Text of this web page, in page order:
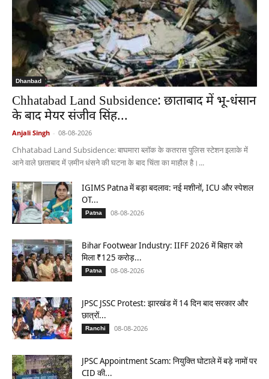
Dhanbad
Chhatabad Land Subsidence: छाताबाद में भू-धंसान
के बाद मेयर संजीव सिंह...
Anjali Singh - 08-08-2026
Chhatabad Land Subsidence: बाघमारा ब्लॉक के कतरास पुलिस स्टेशन इलाके में
आने वाले छाताबाद में ज़मीन धंसने की घटना के बाद चिंता का माहौल है।...
IGIMS Patna में बड़ा बदलाव: नई मशीनों, ICU और स्पेशल
OT...
Patna 08-08-2026
Bihar Footwear Industry: IIFF 2026 में बिहार को
मिला ₹125 करोड़...
Patna 08-08-2026
JPSC JSSC Protest: झारखंड में 14 दिन बाद सरकार और
छात्रों...
Ranchi 08-08-2026
JPSC Appointment Scam: नियुक्ति घोटाले में बड़े नामों पर
CID की...